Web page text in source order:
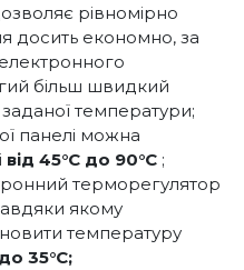
рівномірно
досить економно, за
більш швидкий
температури;
панелі можна
від 45°С до 90°С ;
терморегулятор
якому
температуру
35°С;